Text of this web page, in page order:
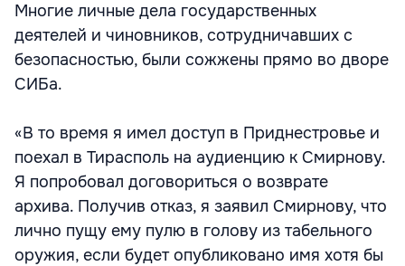
Многие личные дела государственных
деятелей и чиновников, сотрудничавших с
безопасностью, были сожжены прямо во дворе
СИБа.
«В то время я имел доступ в Приднестровье и
поехал в Тирасполь на аудиенцию к Смирнову.
Я попробовал договориться о возврате
архива. Получив отказ, я заявил Смирнову, что
лично пущу ему пулю в голову из табельного
оружия, если будет опубликовано имя хотя бы